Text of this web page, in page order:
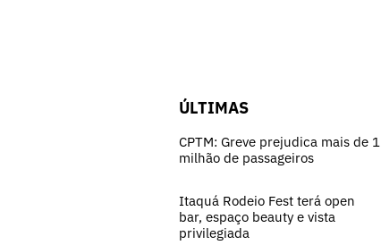
ÚLTIMAS
CPTM: Greve prejudica mais de 1
milhão de passageiros
Itaquá Rodeio Fest terá open
bar, espaço beauty e vista
privilegiada